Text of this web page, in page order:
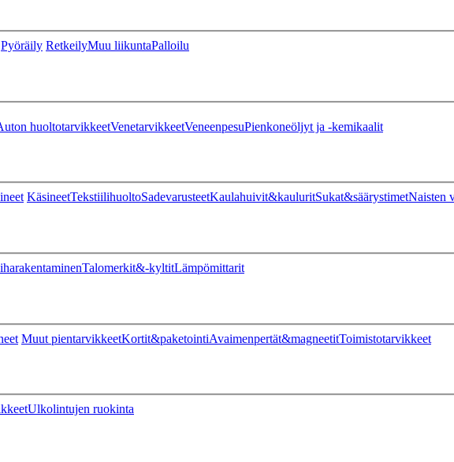
Pyöräily RetkeilyMuu liikuntaPalloilu
huoltotarvikkeetVenetarvikkeetVeneenpesuPienkoneöljyt ja -kemikaalit
KäsineetTekstiilihuoltoSadevarusteetKaulahuivit&kauluritSukat&säärystimetNaisten
Talomerkit&-kyltitLämpömittarit
Muut pientarvikkeetKortit&paketointiAvaimenpertät&magneetitToimistotarvikkeet
Ulkolintujen ruokinta